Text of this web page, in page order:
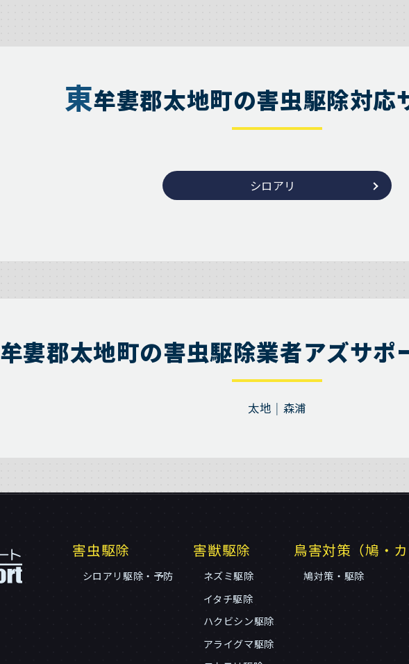
東牟婁郡太地町の害虫駆除対応
シロアリ
牟婁郡太地町の害虫駆除業者アズサポ
太地 森浦
害虫駆除
シロアリ駆除・予防
害獣駆除
ネズミ駆除
イタチ駆除
ハクビシン駆除
アライグマ駆除
鳥害対策（鳩・カ
鳩対策・駆除